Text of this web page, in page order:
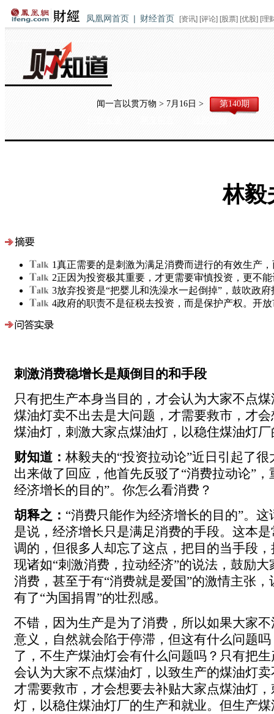
凤凰网首页 | 财经首页 [资讯] [评论] [股票] [优股] [理
闻一言以贯万物 > 7月16日 >
第140期
林毅
1真正需要的是刺激为满足消费而进行的有效生产
2正因为投资极其重要，才更需要审慎投资，更不
3放弃投资是“把婴儿和洗澡水一起倒掉”，鼓吹政
4政府的职责不是征税去投资，而是保护产权。开
刺激消费稳增长是颠倒目的和手段
只有把生产本身当目的，才会认为大家不点
煤油灯卖不出去是大问题，才需要救市，才
煤油灯，刺激大家点煤油灯，以稳住煤油灯
财知道： 林毅夫的“投资拉动论”近日引起了
出来做了回应，他首先反驳了“消费拉动论”
经济增长的目的”。你怎么看消费？
胡释之： “消费只能作为经济增长的目的”。
是说，经济增长只是满足消费的手段。这本
调的，但很多人却忘了这点，把目的当手段
现诸如“刺激消费，拉动经济”的说法，鼓励
消费，甚至于有“消费就是爱国”的激情主张
有了“为国捐胃”的壮烈感。
不错，因为生产是为了消费，所以如果大家
意义，自然就会陷于停滞，但这有什么问题
了，不生产煤油灯会有什么问题吗？只有把
会认为大家不点煤油灯，以致生产的煤油灯
才需要救市，才会想要去补贴大家点煤油灯
灯，以稳住煤油灯厂的生产和就业。但生产